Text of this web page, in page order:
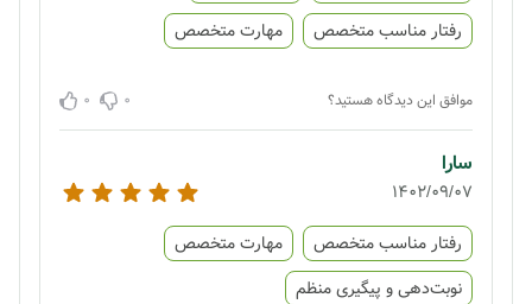
رفتار مناسب متخصص
مهارت متخصص
موافق این دیدگاه هستید؟ 0
0
سارا
1402/09/07
رفتار مناسب متخصص
مهارت متخصص
نوبت‌دهی و پیگیری منظم